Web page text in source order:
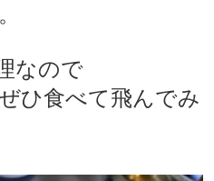
なので
ひ食べて飛んでみ